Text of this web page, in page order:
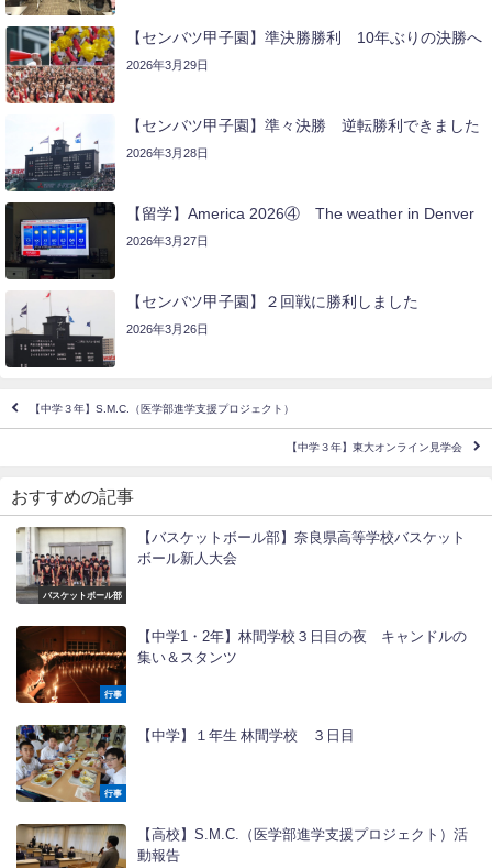
【センバツ甲子園】準決勝勝利 10年ぶりの決勝へ
2026年3月29日
【センバツ甲子園】準々決勝 逆転勝利できました
2026年3月28日
【留学】America 2026④ The weather in Denver
2026年3月27日
【センバツ甲子園】２回戦に勝利しました
2026年3月26日
【中学３年】S.M.C.（医学部進学支援プロジェクト）
【中学３年】東大オンライン見学会
おすすめの記事
バスケットボール部
【バスケットボール部】奈良県高等学校バスケット
ボール新人大会
行事
【中学1・2年】林間学校３日目の夜 キャンドルの
集い＆スタンツ
行事
【中学】１年生 林間学校 ３日目
【高校】S.M.C.（医学部進学支援プロジェクト）活
動報告